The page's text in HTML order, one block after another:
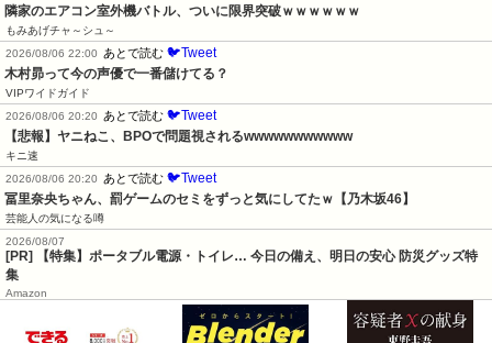
隣家のエアコン室外機バトル、ついに限界突破ｗｗｗｗｗｗ
もみあげチャ～シュ～
2026/08/06 22:00
あとで読む 🐦Tweet
木村昴って今の声優で一番儲けてる？
VIPワイドガイド
2026/08/06 20:20
あとで読む 🐦Tweet
【悲報】ヤニねこ、BPOで問題視されるwwwwwwwwwww
キニ速
2026/08/06 20:20
あとで読む 🐦Tweet
冨里奈央ちゃん、罰ゲームのセミをずっと気にしてたｗ【乃木坂46】
芸能人の気になる噂
2026/08/07
[PR] 【特集】ポータブル電源・トイレ… 今日の備え、明日の安心 防災グッズ特
集
Amazon